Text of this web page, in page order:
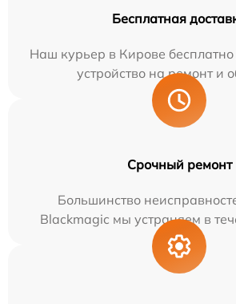
Бесплатная
Наш курьер в Кирове
устройство на ремонт и
Срочный ремонт
Большинство
Blackmagic мы устраняем в